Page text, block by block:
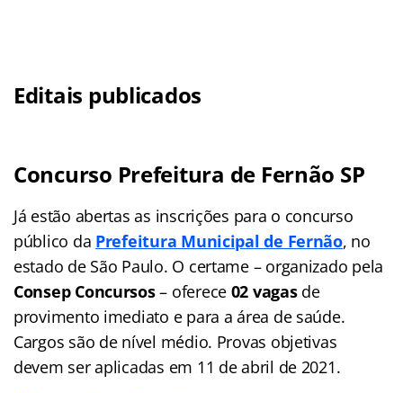
Editais publicados
Concurso Prefeitura de Fernão SP
Já estão abertas as inscrições para o concurso
público da Prefeitura Municipal de Fernão, no
estado de São Paulo. O certame – organizado pela
Consep Concursos– oferece 02 vagasde
provimento imediato e para a área de saúde.
Cargos são de nível médio. Provas objetivas
devem ser aplicadas em 11 de abril de 2021.